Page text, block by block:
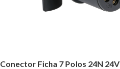
Conector Ficha 7 Polos 24N 24V